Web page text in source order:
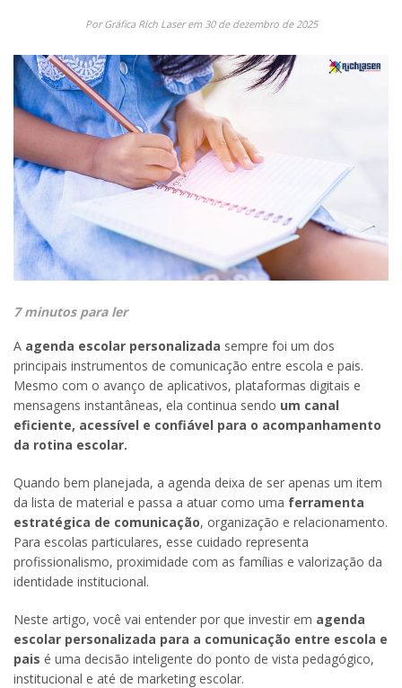
Por Gráfica Rich Laser em 30 de dezembro de 2025
7 minutos para ler
A agenda escolar personalizada sempre foi um dos
principais instrumentos de comunicação entre escola e pais.
Mesmo com o avanço de aplicativos, plataformas digitais e
mensagens instantâneas, ela continua sendo um canal
eficiente, acessível e confiável para o acompanhamento
da rotina escolar.
Quando bem planejada, a agenda deixa de ser apenas um item
da lista de material e passa a atuar como uma ferramenta
estratégica de comunicação, organização e relacionamento.
Para escolas particulares, esse cuidado representa
profissionalismo, proximidade com as famílias e valorização da
identidade institucional.
Neste artigo, você vai entender por que investir em agenda
escolar personalizada para a comunicação entre escola e
pais é uma decisão inteligente do ponto de vista pedagógico,
institucional e até de marketing escolar.